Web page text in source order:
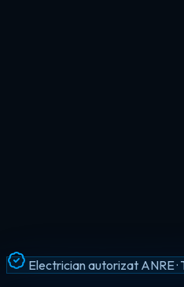
Intervenții Non-Stop ·